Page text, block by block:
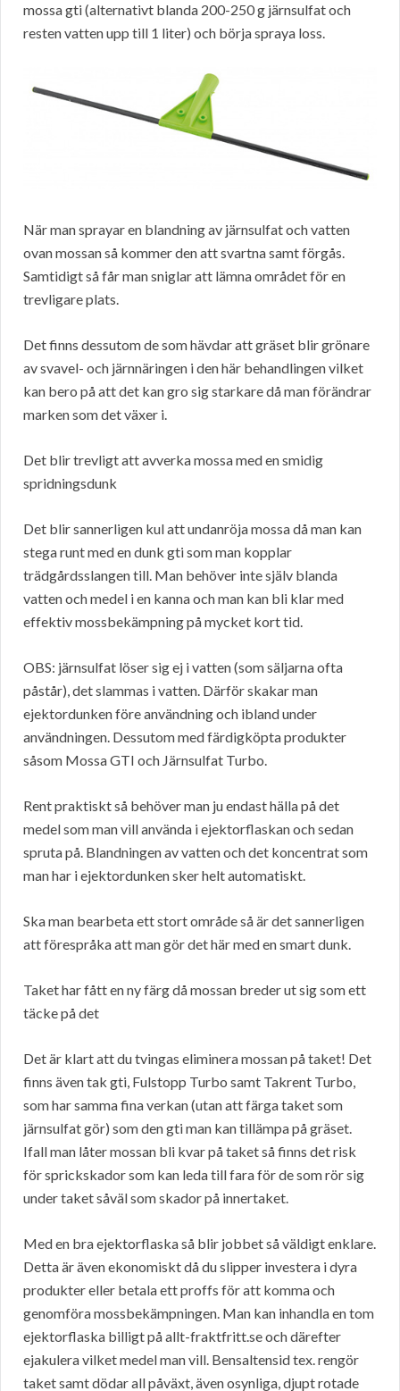
mossa gti (alternativt blanda 200-250 g järnsulfat och
resten vatten upp till 1 liter) och börja spraya loss.
När man sprayar en blandning av järnsulfat och vatten
ovan mossan så kommer den att svartna samt förgås.
Samtidigt så får man sniglar att lämna området för en
trevligare plats.
Det finns dessutom de som hävdar att gräset blir grönare
av svavel- och järnnäringen i den här behandlingen vilket
kan bero på att det kan gro sig starkare då man förändrar
marken som det växer i.
Det blir trevligt att avverka mossa med en smidig
spridningsdunk
Det blir sannerligen kul att undanröja mossa då man kan
stega runt med en dunk gti som man kopplar
trädgårdsslangen till. Man behöver inte själv blanda
vatten och medel i en kanna och man kan bli klar med
effektiv mossbekämpning på mycket kort tid.
OBS: järnsulfat löser sig ej i vatten (som säljarna ofta
påstår), det slammas i vatten. Därför skakar man
ejektordunken före användning och ibland under
användningen. Dessutom med färdigköpta produkter
såsom Mossa GTI och Järnsulfat Turbo.
Rent praktiskt så behöver man ju endast hälla på det
medel som man vill använda i ejektorflaskan och sedan
spruta på. Blandningen av vatten och det koncentrat som
man har i ejektordunken sker helt automatiskt.
Ska man bearbeta ett stort område så är det sannerligen
att förespråka att man gör det här med en smart dunk.
Taket har fått en ny färg då mossan breder ut sig som ett
täcke på det
Det är klart att du tvingas eliminera mossan på taket! Det
finns även tak gti, Fulstopp Turbo samt Takrent Turbo,
som har samma fina verkan (utan att färga taket som
järnsulfat gör) som den gti man kan tillämpa på gräset.
Ifall man låter mossan bli kvar på taket så finns det risk
för sprickskador som kan leda till fara för de som rör sig
under taket såväl som skador på innertaket.
Med en bra ejektorflaska så blir jobbet så väldigt enklare.
Detta är även ekonomiskt då du slipper investera i dyra
produkter eller betala ett proffs för att komma och
genomföra mossbekämpningen. Man kan inhandla en tom
ejektorflaska billigt på allt-fraktfritt.se och därefter
ejakulera vilket medel man vill. Bensaltensid tex. rengör
taket samt dödar all påväxt, även osynliga, djupt rotade